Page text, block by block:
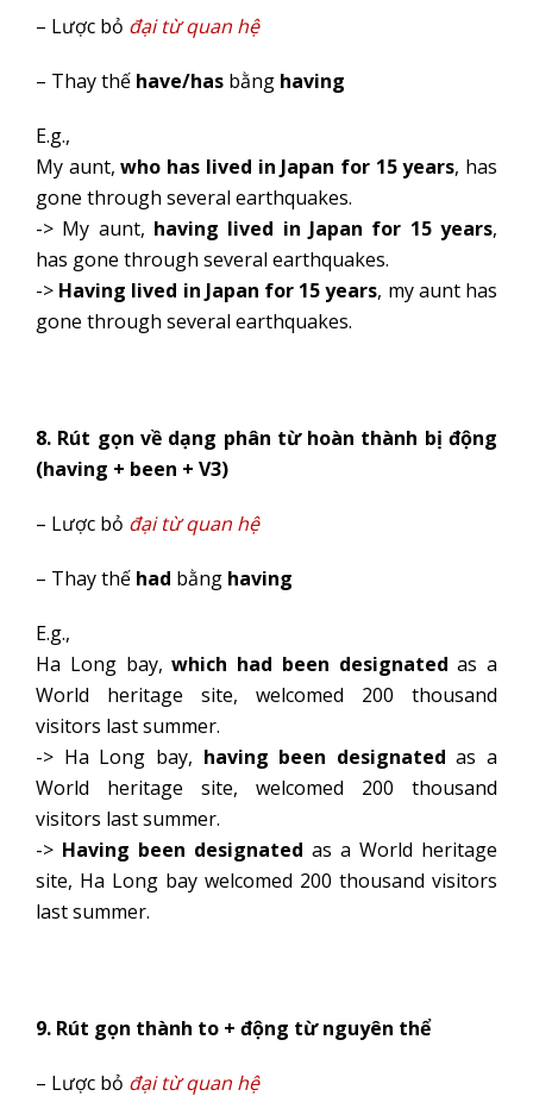
– Lược bỏ đại từ quan hệ
– Thay thế have/has bằng having
E.g.,
My aunt,who has lived in Japan for 15 years, has
gone through several earthquakes.
-> My aunt, having lived in Japan for 15 years,
has gone through several earthquakes.
-> Having lived in Japan for 15 years, my aunt has
gone through several earthquakes.
8. Rút gọn về dạng phân từ hoàn thành bị động
(having + been + V3)
– Lược bỏ đại từ quan hệ
– Thay thế had bằng having
E.g.,
Ha Long bay,which had been designatedas a
World heritage site, welcomed 200 thousand
visitors last summer.
-> Ha Long bay, having been designatedas a
World heritage site, welcomed 200 thousand
visitors last summer.
-> Having been designated as a World heritage
site, Ha Long bay welcomed 200 thousand visitors
last summer.
9. Rút gọn thành to + động từ nguyên thể
– Lược bỏ đại từ quan hệ